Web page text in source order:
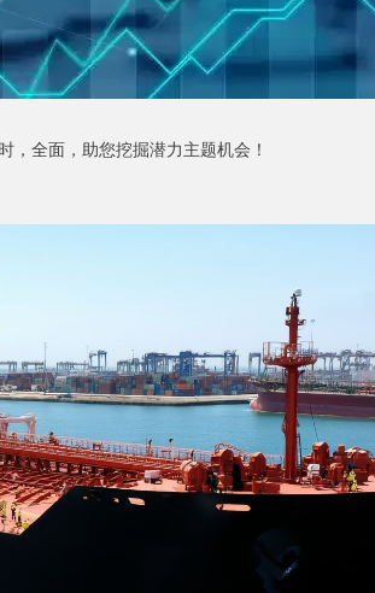
全面，助您挖掘潜力主题机会！